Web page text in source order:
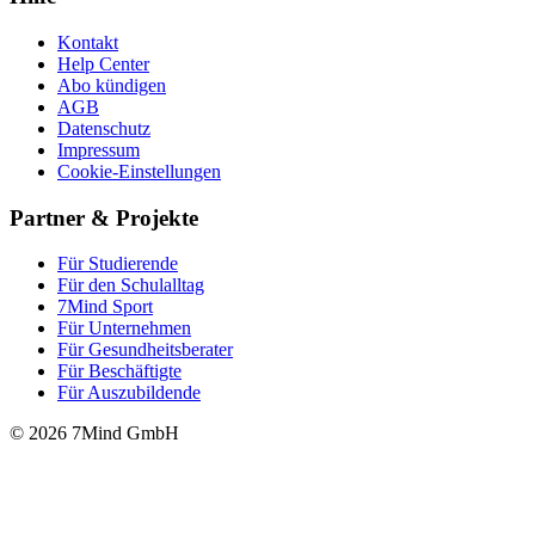
Kontakt
Help Center
Abo kündigen
AGB
Datenschutz
Impressum
Cookie-Einstellungen
Partner & Projekte
Für Stu­die­rende
Für den Schulalltag
7Mind Sport
Für Unter­neh­men
Für Gesund­heits­be­ra­ter
Für Beschäftigte
Für Auszubildende
© 2026 7Mind GmbH